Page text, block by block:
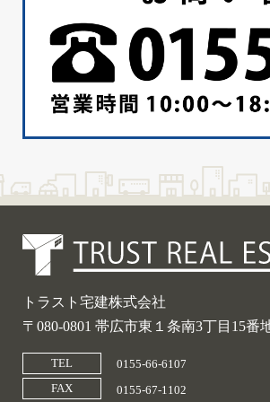
トラスト宅建株式会社
〒080-0801 帯広市東１条南3丁目15番
TEL
0155-66-6107
FAX
0155-67-1102